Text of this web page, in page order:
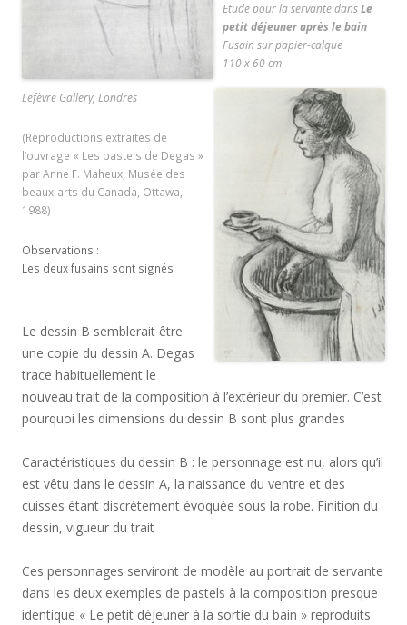
Etude pour la servante dansLe
petit déjeuner après le bain
Fusain sur papier-calque
110 x 60 cm
Lefèvre Gallery, Londres
(Reproductions extraites de
l’ouvrage « Les pastels de Degas »
par Anne F. Maheux, Musée des
beaux-arts du Canada, Ottawa,
1988)
Observations :
Les deux fusains sont signés
Le dessin B semblerait être
une copie du dessin A. Degas
trace habituellement le
nouveau trait de la composition à l’extérieur du premier. C’est
pourquoi les dimensions du dessin B sont plus grandes
Caractéristiques du dessin B : le personnage est nu, alors qu’il
est vêtu dans le dessin A, la naissance du ventre et des
cuisses étant discrètement évoquée sous la robe. Finition du
dessin, vigueur du trait
Ces personnages serviront de modèle au portrait de servante
dans les deux exemples de pastels à la composition presque
identique « Le petit déjeuner à la sortie du bain » reproduits